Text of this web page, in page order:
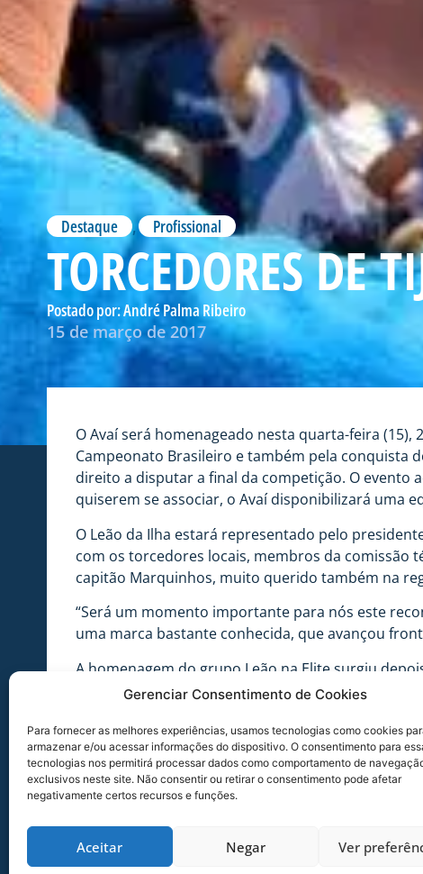
Gerenciar Consentimento de Cookies
Para fornecer as melhores experiências, usamos tecnologias como cookies
armazenar e/ou acessar informações do dispositivo. O consentimento para
tecnologias nos permitirá processar dados como comportamento de
exclusivos neste site. Não consentir ou retirar o consentimento pode afetar
negativamente certos recursos e funções.
Aceitar Negar Ver
Destaque , Profissional
TORCEDORES DE
Postado por:André Palma Ribeiro
15 de março de 2017
O Avaí será homenageado nesta quarta-feira
Campeonato Brasileiro e também pela conquista
direito a disputar a final da competição. O evento
quiserem se associar, o Avaí disponibilizará uma
O Leão da Ilha estará representado pelo
com os torcedores locais, membros da comissão
capitão Marquinhos, muito querido também na
“Será um momento importante para nós este
uma marca bastante conhecida, que avançou
A homenagem do grupo Leão na Elite surgiu
seus torcedores, que mesmo morando distante,
atendimento aos interessados em se associar
convidados.